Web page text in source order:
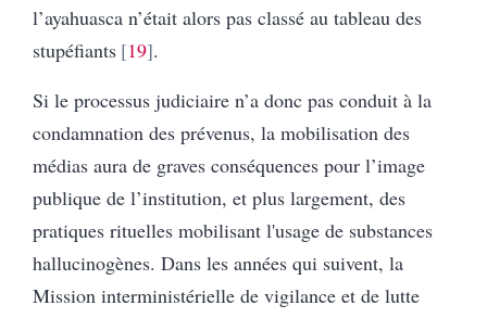
l’ayahuasca n’était alors pas classé au tableau des
stupéfiants 19 .
Si le processus judiciaire n’a donc pas conduit à la
condamnation des prévenus, la mobilisation des
médias aura de graves conséquences pour l’image
publique de l’institution, et plus largement, des
pratiques rituelles mobilisant l'usage de substances
hallucinogènes. Dans les années qui suivent, la
Mission interministérielle de vigilance et de lutte